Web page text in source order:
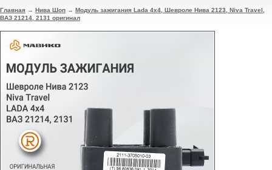
Главная → Нива Шоп → Модуль зажигания Lada 4х4, Шевроле Нива 2123, Niva Travel,
ВАЗ 21214, 2131 оригинал